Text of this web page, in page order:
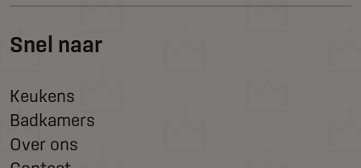
Snel naar
Keukens
Badkamers
Over ons